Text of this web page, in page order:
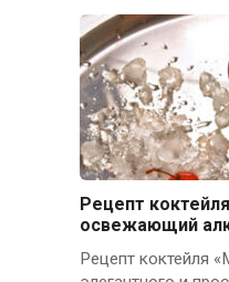
Рецепт
освежающий
Рецепт коктейля